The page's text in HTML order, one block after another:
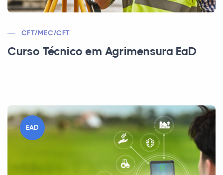
CFT/MEC/CFT
Curso Técnico em Agrimensura EaD
EAD